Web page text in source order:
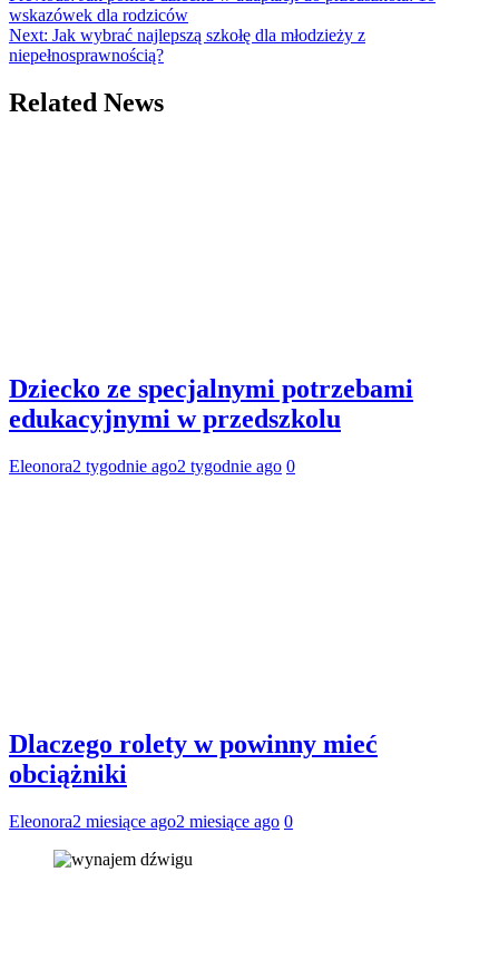
wskazówek dla rodziców
Next: Jak wybrać najlepszą szkołę dla młodzieży z
niepełnosprawnością?
Related News
Dziecko ze specjalnymi potrzebami
edukacyjnymi w przedszkolu
Eleonora2 tygodnie ago2 tygodnie ago 0
Dlaczego rolety w powinny mieć
obciążniki
Eleonora2 miesiące ago2 miesiące ago 0